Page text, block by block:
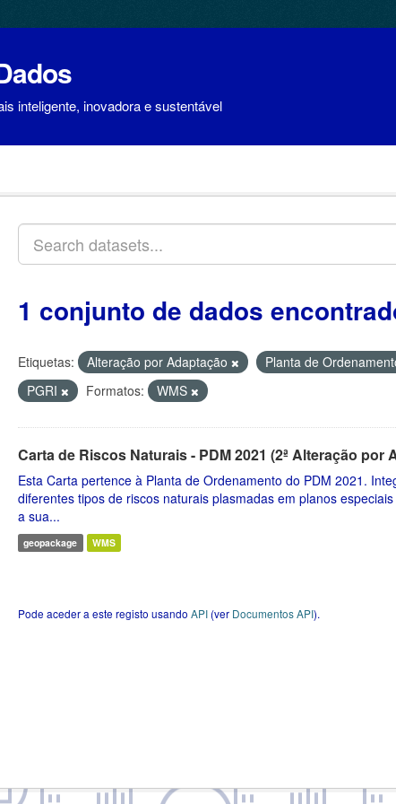
inteligente, inovadora e sustentável
1 conjunto de dados
Etiquetas: Alteração por Adaptação
Planta de
PGRI
Formatos: WMS
Carta de Riscos Naturais - PDM 2021 (2ª Alteração por
Esta Carta pertence à Planta de Ordenamento do PDM 2021.
diferentes tipos de riscos naturais plasmadas em planos
a sua...
geopackage WMS
Pode aceder a este registo usando API(ver Documentos API).